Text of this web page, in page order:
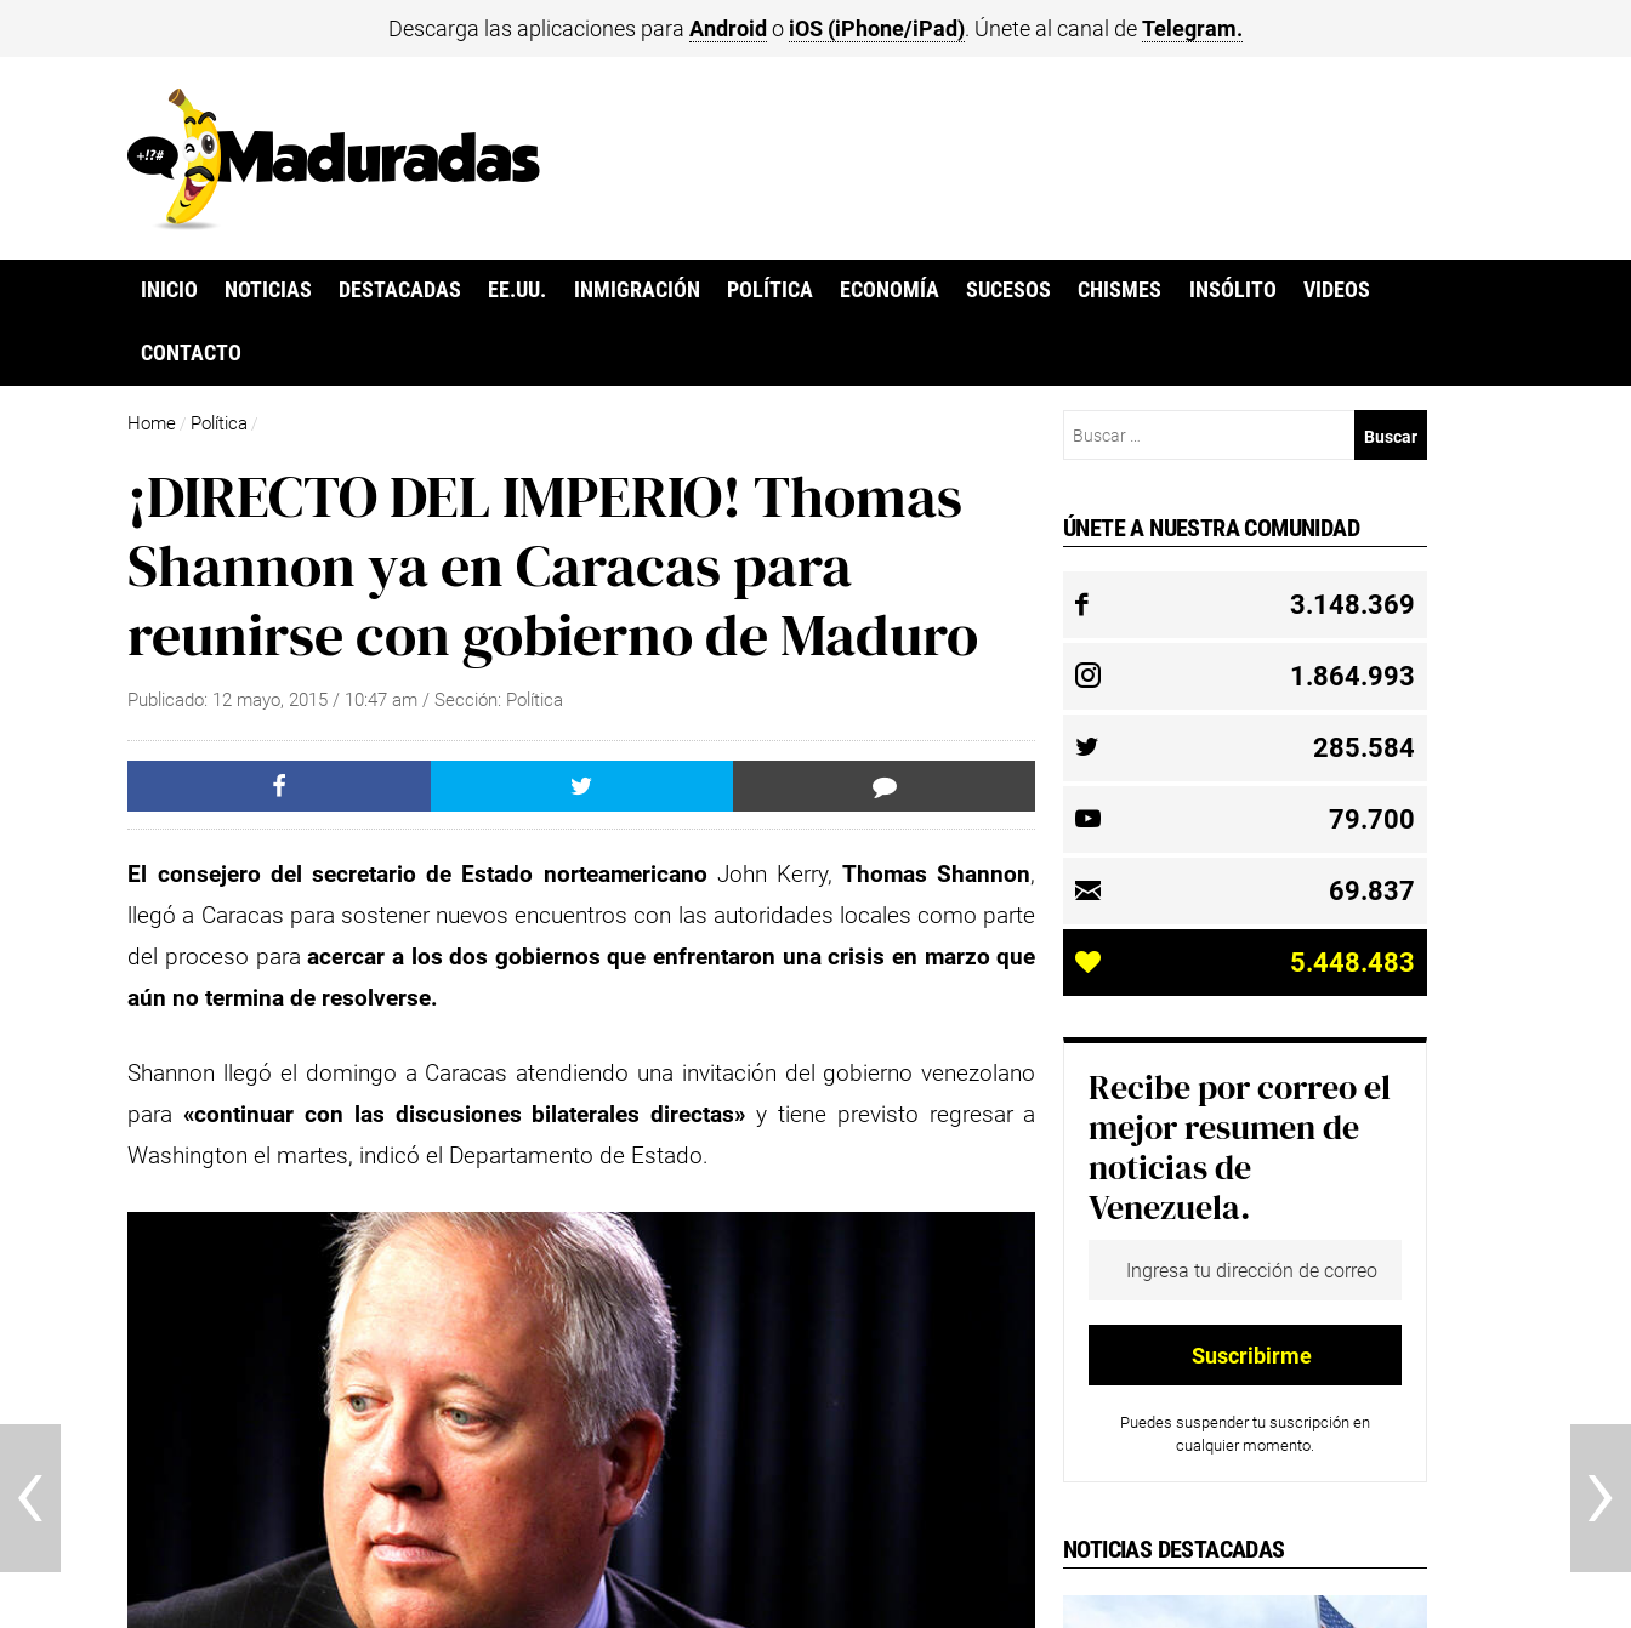
Descarga las aplicaciones para Android o iOS (iPhone/iPad). Únete al canal deTelegram.
INICIO NOTICIAS DESTACADAS EE.UU. INMIGRACIÓN POLÍTICA ECONOMÍA SUCESOS CHISMES INSÓLITO VIDEOS
CONTACTO
Home / Política /
¡DIRECTO DEL IMPERIO! Thomas
Shannon ya en Caracas para
reunirse con gobierno de Maduro
Publicado: 12 mayo, 2015 / 10:47 am/ Sección: Política
El consejero del secretario de Estado norteamericanoJohn Kerry,Thomas Shannon,
llegó a Caracas para sostener nuevos encuentros con las autoridades locales como parte
del proceso paraacercar a los dos gobiernos que enfrentaron una crisis en marzo que
aún no termina de resolverse.
Shannon llegó el domingo a Caracas atendiendo una invitación del gobierno venezolano
para «continuar con las discusiones bilaterales directas» y tiene previsto regresar a
Washington el martes, indicó el Departamento de Estado.
ÚNETE A NUESTRA COMUNIDAD
3.148.369
1.864.993
285.584
79.700
69.837
5.448.483
Recibe por correo el
mejor resumen de
noticias de
Venezuela.
Puedes suspender tu suscripción en
cualquier momento.
NOTICIAS DESTACADAS ›
‹